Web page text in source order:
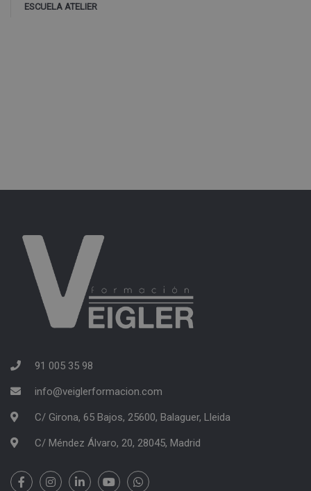
ESCUELA ATELIER
91 005 35 98
info@veiglerformacion.com
C/ Girona, 65 Bajos, 25600, Balaguer, Lleida
C/ Méndez Álvaro, 20, 28045, Madrid